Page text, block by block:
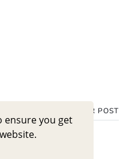
ensure you get
OLDER POST